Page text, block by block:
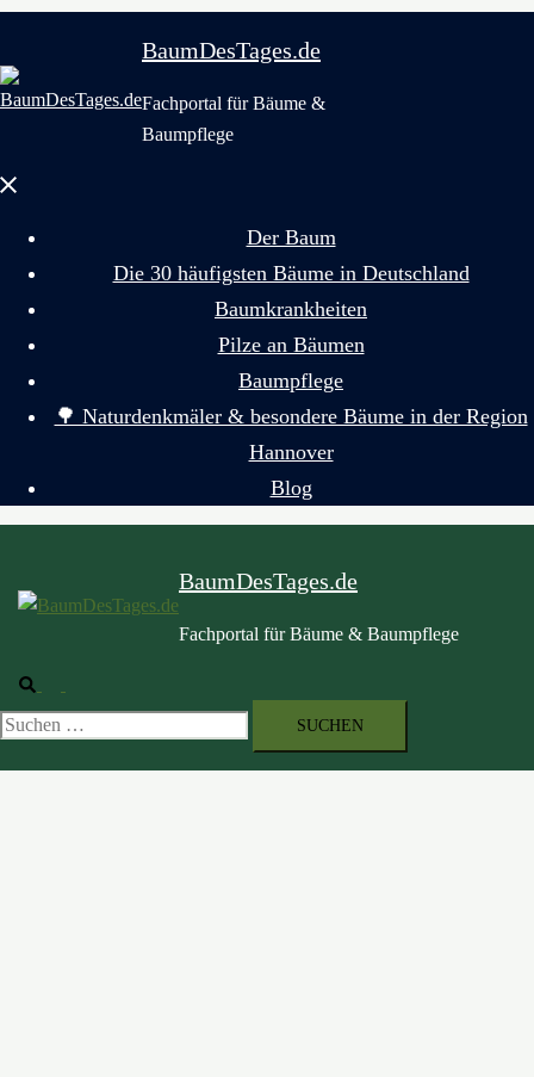
BaumDesTages.de
Fachportal für Bäume &
Baumpflege
Menü
Der Baum
Die 30 häufigsten Bäume in Deutschland
Baumkrankheiten
Pilze an Bäumen
Baumpflege
🌳 Naturdenkmäler & besondere Bäume in der Region
Hannover
Blog
BaumDesTages.de
Fachportal für Bäume & Baumpflege
Suche
umschalten
Suchen